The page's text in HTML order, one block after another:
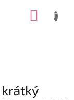
krátký